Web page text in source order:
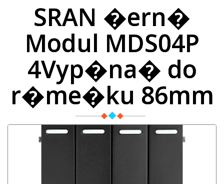
SRAN �ern�
Modul MDS04P
4Vyp�na� do
r�me�ku 86mm